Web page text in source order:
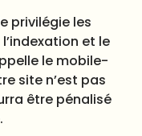
privilégie les
et le
le mobile-
site n’est pas
être pénalisé